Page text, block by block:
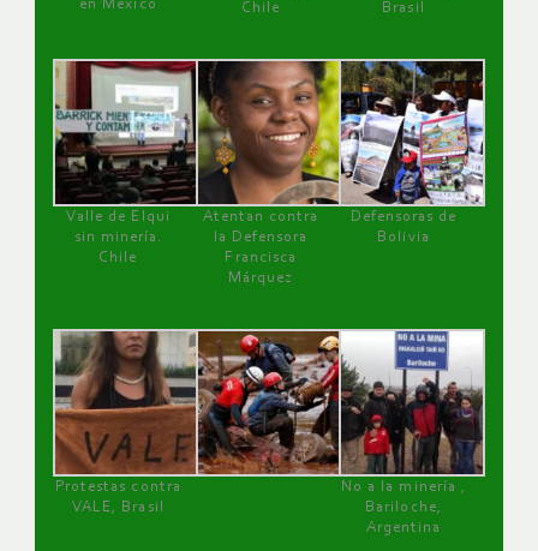
en México
Chile
Brasil
Valle de Elqui
sin minería.
Chile
Atentan contra
la Defensora
Francisca
Márquez
Defensoras de
Bolivia
Protestas contra
VALE, Brasil
No a la minería ,
Bariloche,
Argentina